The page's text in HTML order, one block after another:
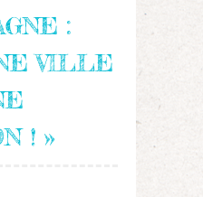
:
VILLE
! »